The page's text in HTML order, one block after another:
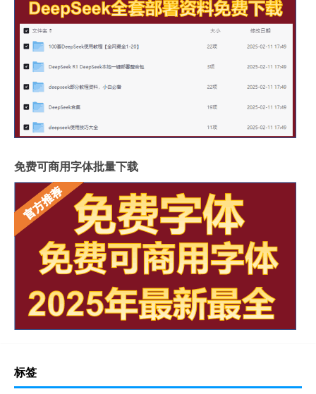
免费可商用字体批量下载
标签